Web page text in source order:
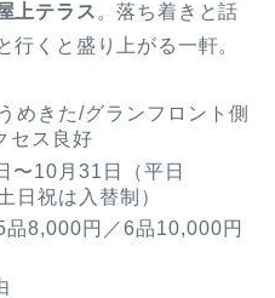
上テラス 。落ち着きと話
行くと盛り上がる一軒。
めきた/グランフロント側
セス良好
〜10月31日（平日
日祝は入替制）
品8,000円／6品10,000円